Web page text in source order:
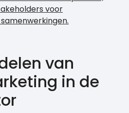
voor
van
in de